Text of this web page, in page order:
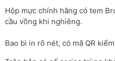
Hộp mực chính hãng có tem
cầu vồng khi nghiêng.
Bao bì in rõ nét, có mã QR